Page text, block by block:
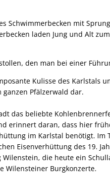
Schwimmerbecken mit
laden Jung und Alt
den man bei einer
Kulisse des Karlstals
Pfälzerwald dar.
das beliebte
erinnert daran, dass hier
im Karlstal benötigt. Im
Eisenverhüttung des 19.
die heute ein
Wilensteiner Burgkonzerte.